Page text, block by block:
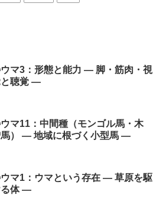
マ3：形態と能力 ― 脚・筋肉・視
聴覚 ―
マ11：中間種（モンゴル馬・木
） ― 地域に根づく小型馬 ―
マ1：ウマという存在 ― 草原を駆
る体 ―